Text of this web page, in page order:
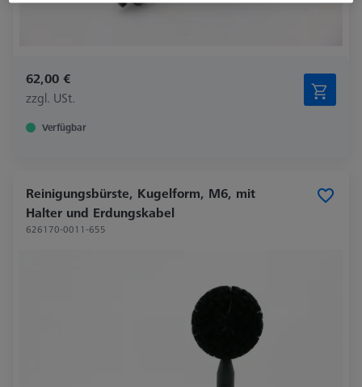
62,00 €
zzgl. USt.
Verfügbar
Reinigungsbürste, Kugelform, M6, mit
Halter und Erdungskabel
626170-0011-655